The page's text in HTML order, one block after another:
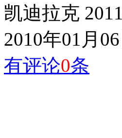
凯迪拉克
2010年01月
有评论0条